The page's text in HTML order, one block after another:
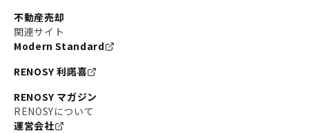
不動産売却
関連サイト
Modern Standard
RENOSY 利諾喜
RENOSY マガジン
RENOSYについて
運営会社